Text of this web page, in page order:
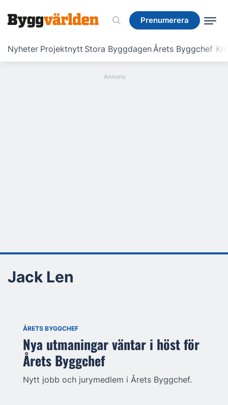
Prenumerera
Nyheter Projektnytt Stora ByggdagenÅrets Byggchef
Prenumerera
Jack Len
ÅRETS BYGGCHEF
Nya utmaningar väntar i höst för
Årets Byggchef
Nytt jobb och jurymedlem i Årets Byggchef.